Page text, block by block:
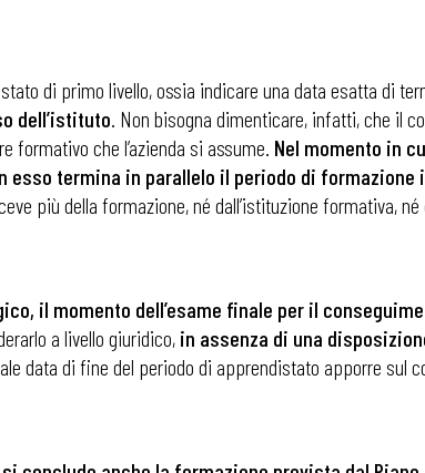
di primo livello, ossia indicare una data esatta di
dell’istituto. Non bisogna dimenticare, infatti, che il
formativo che l’azienda si assume. Nel momento in
termina in parallelo il periodo di formazione
più della formazione, né dall’istituzione formativa, né
il momento dell’esame finale per il
a livello giuridico, in assenza di una
data di fine del periodo di apprendistato apporre sul